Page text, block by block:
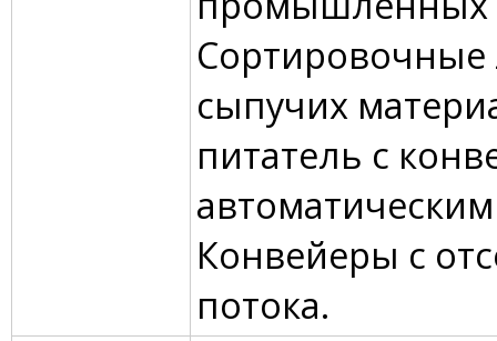
сыпучих
питатель с
Конвейеры с
потока.